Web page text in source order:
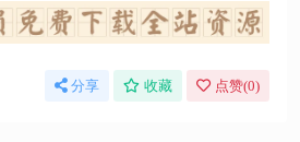
分享 收藏 点赞(0)